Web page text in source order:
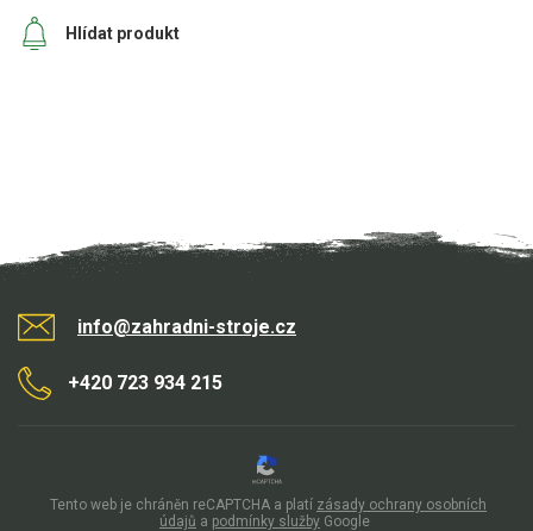
Hlídat produkt
info@zahradni-stroje.cz
+420 723 934 215
Tento web je chráněn reCAPTCHA a platí zásady ochrany osobních
údajů a podmínky služby Google